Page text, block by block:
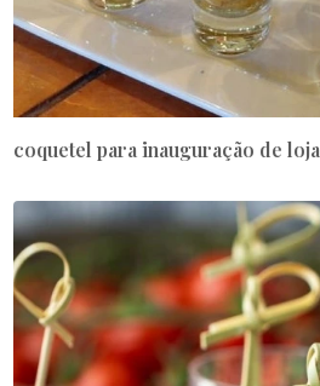
coquetel para inauguração de loja